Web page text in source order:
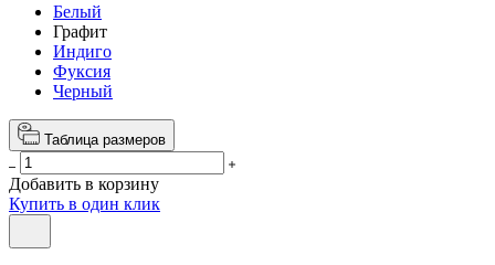
Белый
Графит
Индиго
Фуксия
Черный
Таблица размеров
Добавить в корзину
Купить в один клик